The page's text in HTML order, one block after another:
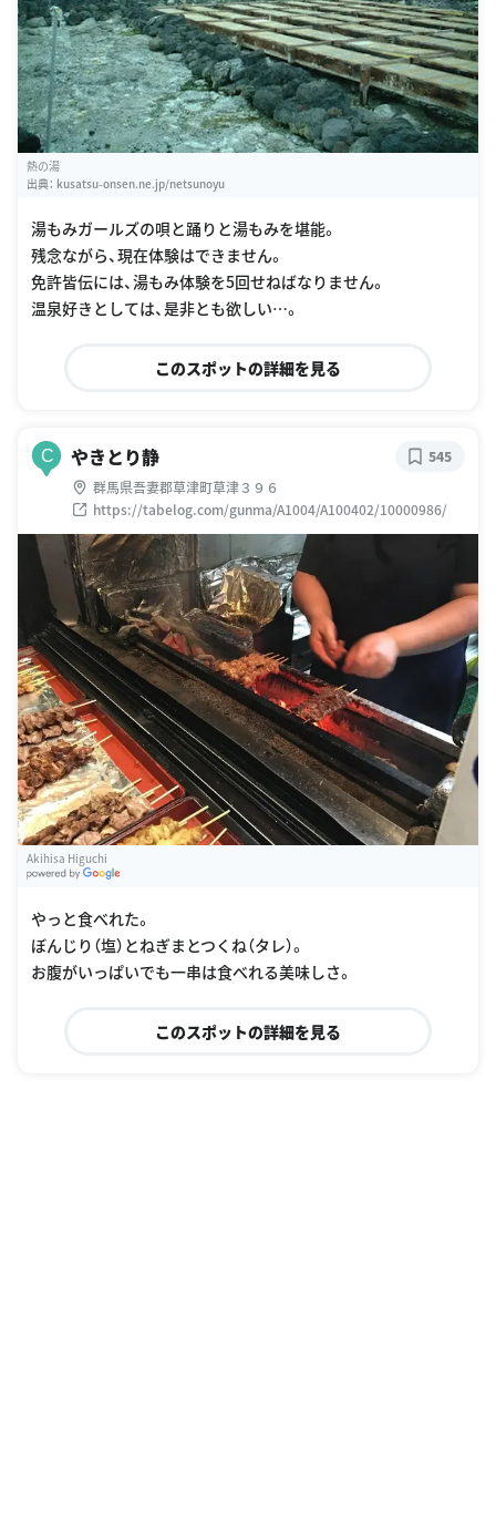
熱の湯
出典： kusatsu-onsen.ne.jp/netsunoyu
湯もみガールズの唄と踊りと湯もみを堪能。
残念ながら、現在体験はできません。
免許皆伝には、湯もみ体験を5回せねばなりません。
温泉好きとしては、是非とも欲しい…。
このスポットの詳細を見る
C やきとり静
群馬県吾妻郡草津町草津３９６
https://tabelog.com/gunma/A1004/A100402/10000986/
545
Akihisa Higuchi
やっと食べれた。
ぼんじり（塩）とねぎまとつくね（タレ）。
お腹がいっぱいでも一串は食べれる美味しさ。
このスポットの詳細を見る